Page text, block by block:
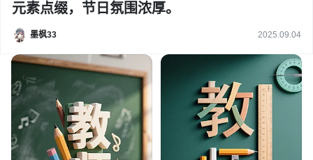
元素点缀，节日氛围浓厚。
墨枫33 2025.09.04